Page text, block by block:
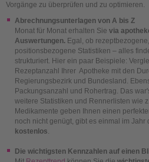
Vorgänge zu überprüfen und zu optimieren.
Abrechnungsunterlagen von A bis Z
Monat für Monat erhalten Sie via
Auswertungen. Egal, ob
positionsbezogene Statistiken – alles
strukturiert. Hier ein paar Beispiele:
Rezeptanzahl Ihrer Apotheke mit den
Regierungsbezirk und Bundesland.
Packungsanzahl und Rohertrag. Das
weitere Statistiken und Rennerlisten wie
Medikamente geben Ihnen einen
noch nicht genügt, gibt es einmal im
kostenlos.
Die wichtigsten Kennzahlen auf einen